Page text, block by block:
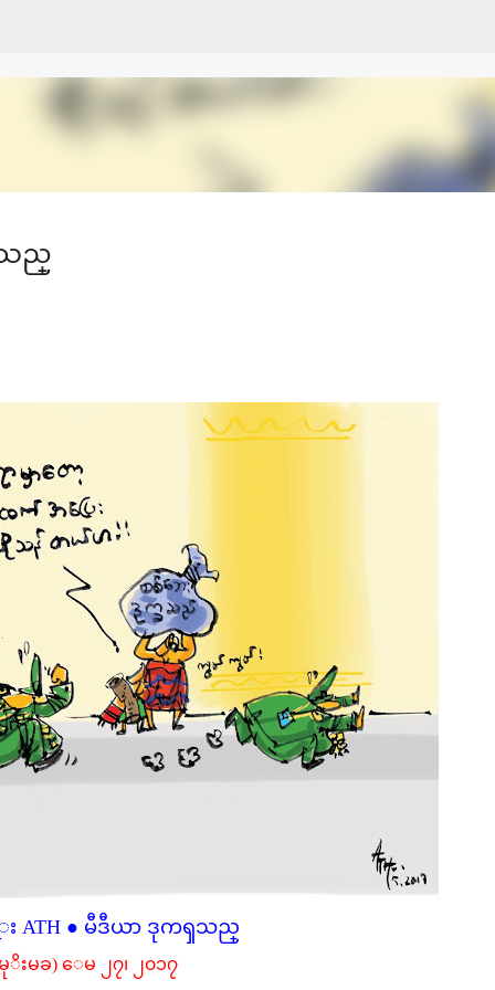
သည္
ATH ● မီဒီယာ ဒုကၡသည္
းမခ) ေမ ၂၇၊ ၂၀၁၇